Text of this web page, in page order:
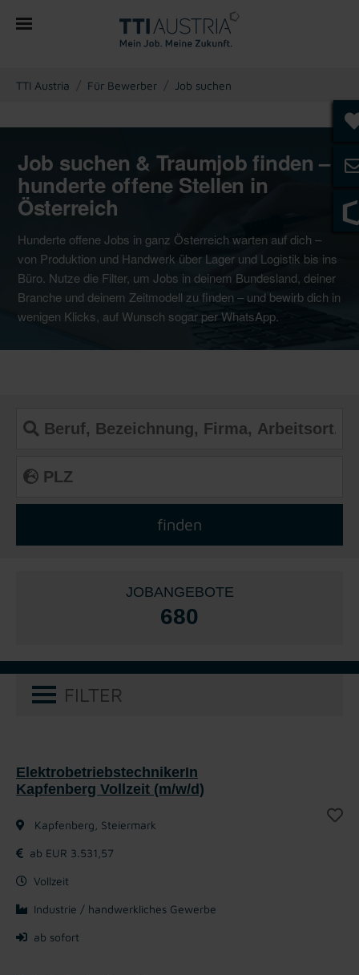
You are here:
TTI Austria Für Bewerber Job suchen
Job suchen & Traumjob finden –
hunderte offene Stellen in
Österreich
Hunderte offene Jobs in ganz Österreich warten auf dich –
von Produktion und Handwerk über Lager und Logistik bis ins
Büro. Nutze die Filter, um Jobs in deinem Bundesland, deiner
Branche und deinem Zeitmodell zu finden – und bewirb dich in
wenigen Klicks, auf Wunsch sogar per WhatsApp.
JOBANGEBOTE
680
FILTER
ElektrobetriebstechnikerIn
Kapfenberg Vollzeit (m/w/d)
Kapfenberg, Steiermark
ab EUR 3.531,57
Vollzeit
Industrie / handwerkliches Gewerbe
ab sofort